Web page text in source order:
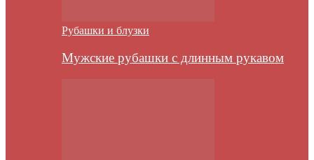
Рубашки и блузки
Мужские рубашки с длинным рукавом